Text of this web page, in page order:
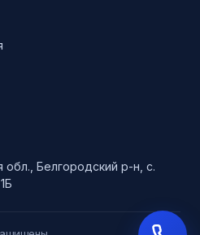
Белгородский р-н, с.